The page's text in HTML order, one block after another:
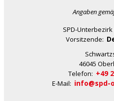
Angaben
SPD-
Vorsitzende:
46045
Telefon: +49
E-Mail: info@spd-